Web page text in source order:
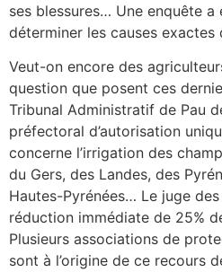
ses blessures… Une enquête
déterminer les causes exactes
Veut-on encore des
question que posent ces
Tribunal Administratif de Pau
préfectoral d’autorisation
concerne l’irrigation des
du Gers, des Landes, des
Hautes-Pyrénées… Le juge
réduction immédiate de 25%
Plusieurs associations de
sont à l’origine de ce recours